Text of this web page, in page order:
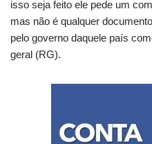
isso seja feito ele pede um
mas não é qualquer
pelo governo daquele país
geral (RG).